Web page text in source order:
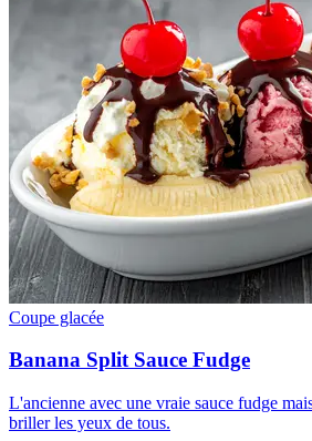
Coupe glacée
Banana Split Sauce Fudge
L'ancienne avec une vraie sauce fudge
briller les yeux de tous.